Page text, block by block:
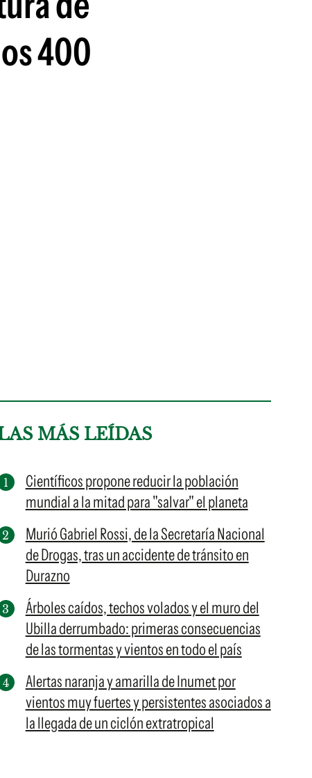
400
MÁS LEÍDAS
Científicos propone reducir la población
mundial a la mitad para "salvar" el planeta
Murió Gabriel Rossi, de la Secretaría Nacional
de Drogas, tras un accidente de tránsito en
Durazno
Árboles caídos, techos volados y el muro del
Ubilla derrumbado: primeras consecuencias
de las tormentas y vientos en todo el país
Alertas naranja y amarilla de Inumet por
vientos muy fuertes y persistentes asociados a
la llegada de un ciclón extratropical